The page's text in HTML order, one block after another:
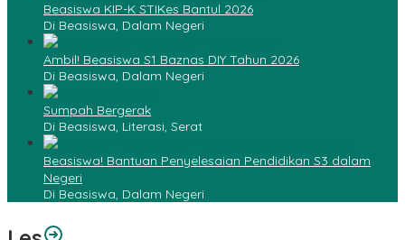
Beasiswa KIP-K STIKes Bantul 2026
Di Beasiswa, Dalam Negeri
Ambil! Beasiswa S1 Baznas DIY Tahun 2026
Di Beasiswa, Dalam Negeri
Sumpah Bergerak
Di Beasiswa, Literasi, Serat
Beasiswa! Bantuan Penyelesaian Pendidikan S3 dalam
Negeri
Di Beasiswa, Dalam Negeri